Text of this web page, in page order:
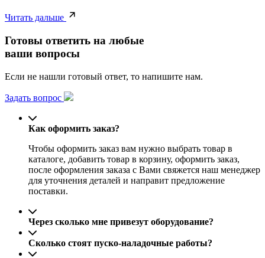
Читать дальше
Готовы ответить на любые
ваши вопросы
Если не нашли готовый ответ, то напишите нам.
Задать вопрос
Как оформить заказ?
Чтобы оформить заказ вам нужно выбрать товар в
каталоге, добавить товар в корзину, оформить заказ,
после оформления заказа с Вами свяжется наш менеджер
для уточнения деталей и направит предложение
поставки.
Через сколько мне привезут оборудование?
Сколько стоят пуско-наладочные работы?